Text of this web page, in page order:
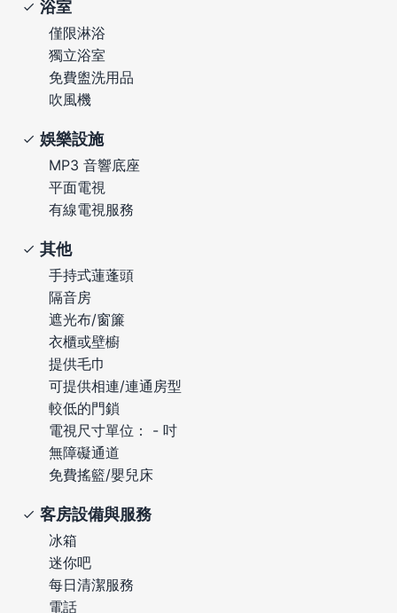
浴室
僅限淋浴
獨立浴室
免費盥洗用品
吹風機
娛樂設施
MP3 音響底座
平面電視
有線電視服務
其他
手持式蓮蓬頭
隔音房
遮光布/窗簾
衣櫃或壁櫥
提供毛巾
可提供相連/連通房型
較低的門鎖
電視尺寸單位： - 吋
無障礙通道
免費搖籃/嬰兒床
客房設備與服務
冰箱
迷你吧
每日清潔服務
電話